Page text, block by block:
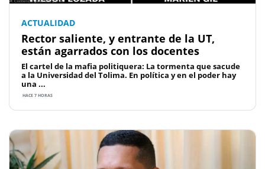
ACTUALIDAD
Rector saliente, y entrante de la UT,
están agarrados con los docentes
El cartel de la mafia politiquera: La tormenta que sacude
a la Universidad del Tolima. En política y en el poder hay
una ...
HACE 7 HORAS